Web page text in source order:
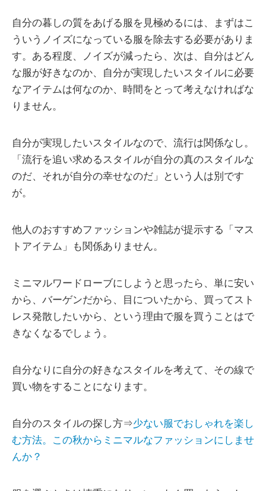
自分の暮しの質をあげる服を見極めるには、まずはこ
ういうノイズになっている服を除去する必要がありま
す。ある程度、ノイズが減ったら、次は、自分はどん
な服が好きなのか、自分が実現したいスタイルに必要
なアイテムは何なのか、時間をとって考えなければな
りません。
自分が実現したいスタイルなので、流行は関係なし。
「流行を追い求めるスタイルが自分の真のスタイルな
のだ、それが自分の幸せなのだ」という人は別です
が。
他人のおすすめファッションや雑誌が提示する「マス
トアイテム」も関係ありません。
ミニマルワードローブにしようと思ったら、単に安い
から、バーゲンだから、目についたから、買ってスト
レス発散したいから、という理由で服を買うことはで
きなくなるでしょう。
自分なりに自分の好きなスタイルを考えて、その線で
買い物をすることになります。
自分のスタイルの探し方⇒少ない服でおしゃれを楽し
む方法。この秋からミニマルなファッションにしませ
んか？